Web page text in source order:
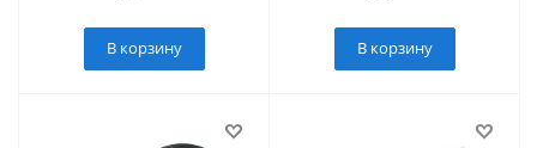
В корзину В корзину